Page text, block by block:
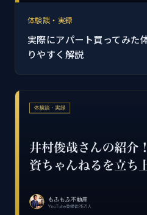
体験談・実録
実際にアパート買ってみた
りやすく解説